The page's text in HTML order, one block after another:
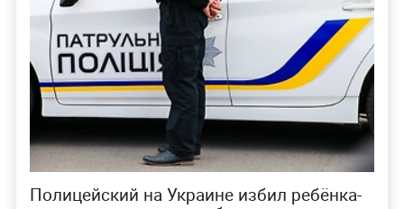
Полицейский на Украине избил ребёнка-